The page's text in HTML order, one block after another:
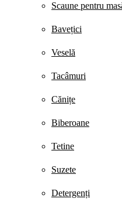
Scaune pentru
Bavețici
Veselă
Tacâmuri
Cănițe
Biberoane
Tetine
Suzete
Detergenți